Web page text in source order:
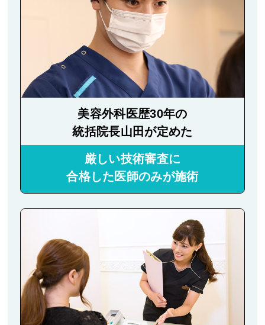
美容外科医歴30年の
統括院長山田が定めた
厳しい技術審査に
合格した医師のみが施術